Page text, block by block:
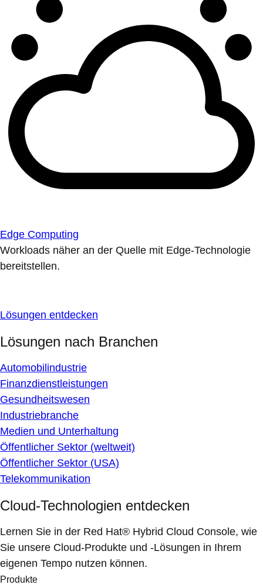
Edge Computing
Workloads näher an der Quelle mit Edge-Technologie
bereitstellen.
Lösungen entdecken
Lösungen nach Branchen
Automobilindustrie
Finanzdienstleistungen
Gesundheitswesen
Industriebranche
Medien und Unterhaltung
Öffentlicher Sektor (weltweit)
Öffentlicher Sektor (USA)
Telekommunikation
Cloud-Technologien entdecken
Lernen Sie in der Red Hat® Hybrid Cloud Console, wie
Sie unsere Cloud-Produkte und -Lösungen in Ihrem
eigenen Tempo nutzen können.
Produkte